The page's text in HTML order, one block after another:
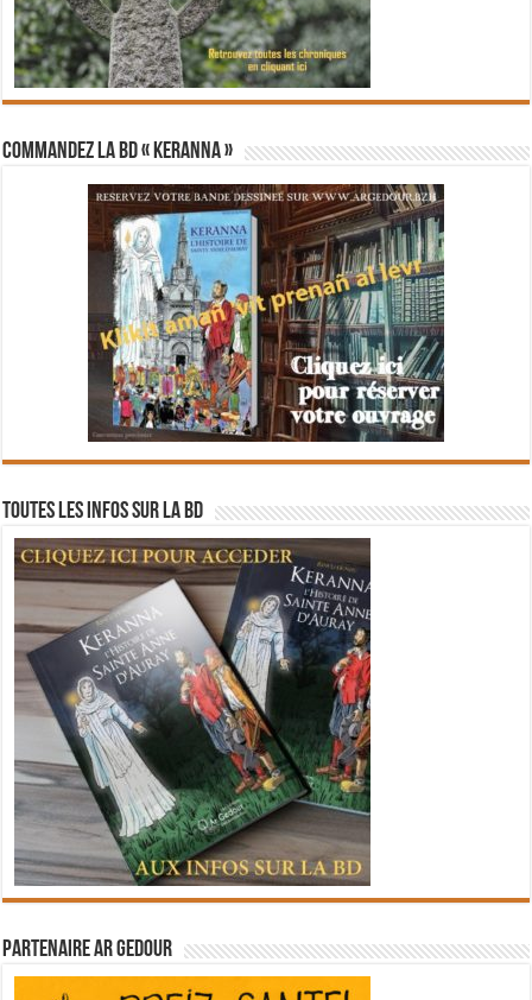
Commandez la BD « Keranna »
Toutes les infos sur la BD
Partenaire Ar Gedour